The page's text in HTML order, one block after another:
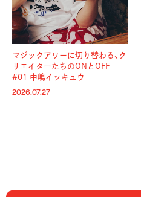
マジックアワーに切り替わる、 ク
リエイターたちのONとOFF
#01 中嶋イッキュウ
2026.07.27